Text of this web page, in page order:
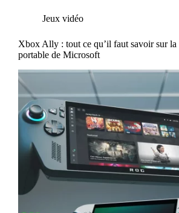
Jeux vidéo
Xbox Ally : tout ce qu’il faut savoir sur la
portable de Microsoft